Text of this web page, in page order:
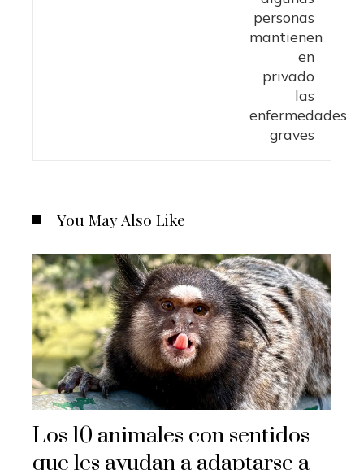
You May Also Like
Los 10 animales con sentidos
que les ayudan a adaptarse a